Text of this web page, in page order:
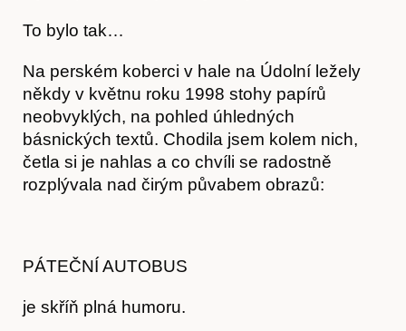
To bylo tak…
Na perském koberci v hale na Údolní ležely
někdy v květnu roku 1998 stohy papírů
neobvyklých, na pohled úhledných
básnických textů. Chodila jsem kolem nich,
četla si je nahlas a co chvíli se radostně
rozplývala nad čirým půvabem obrazů:
PÁTEČNÍ AUTOBUS
je skříň plná humoru.